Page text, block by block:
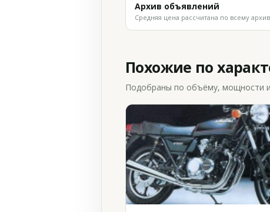
Архив объявлений
Средняя цена рассчитана по всему
Похожие по
Подобраны по объёму, мощности и